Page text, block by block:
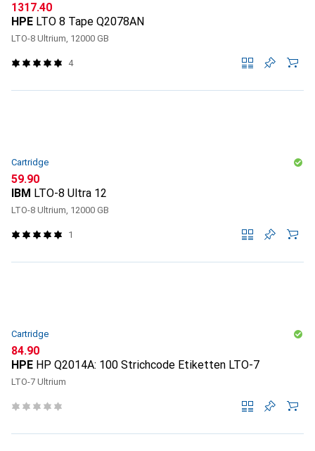
CHF
1317.40
HPE LTO 8 Tape Q2078AN
LTO-8 Ultrium, 12000 GB
4
Cartridge
CHF
59.90
IBM LTO-8 Ultra 12
LTO-8 Ultrium, 12000 GB
1
Cartridge
CHF
84.90
HPE HP Q2014A: 100 Strichcode Etiketten LTO-7
LTO-7 Ultrium